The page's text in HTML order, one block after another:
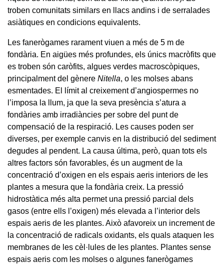
troben comunitats similars en llacs andins i de serralades
asiàtiques en condicions equivalents.
Les fanerògames rarament viuen a més de 5 m de
fondària. En aigües més profundes, els únics macròfits que
es troben són caròfits, algues verdes macroscòpiques,
principalment del gènere Nitella, o les molses abans
esmentades. El límit al creixement d’angiospermes no
l’imposa la llum, ja que la seva presència s’atura a
fondàries amb irradiàncies per sobre del punt de
compensació de la respiració. Les causes poden ser
diverses, per exemple canvis en la distribució del sediment
degudes al pendent. La causa última, però, quan tots els
altres factors són favorables, és un augment de la
concentració d’oxigen en els espais aeris interiors de les
plantes a mesura que la fondària creix. La pressió
hidrostàtica més alta permet una pressió parcial dels
gasos (entre ells l’oxigen) més elevada a l’interior dels
espais aeris de les plantes. Això afavoreix un increment de
la concentració de radicals oxidants, els quals ataquen les
membranes de les cèl·lules de les plantes. Plantes sense
espais aeris com les molses o algunes fanerògames